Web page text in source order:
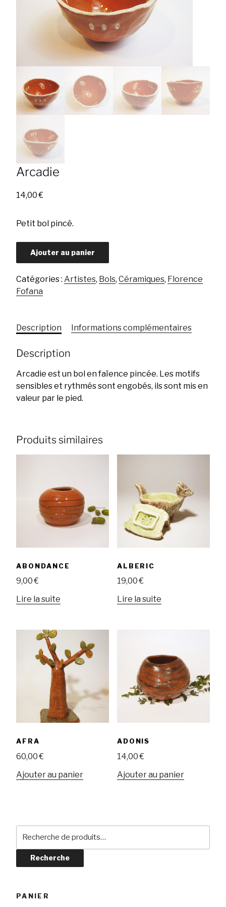
Arcadie
14,00€
Petit bol pincé.
Ajouter au panier
Catégories : Artistes, Bols, Céramiques, Florence
Fofana
Description Informations complémentaires
Description
Arcadie est un bol en faïence pincée. Les motifs
sensibles et rythmés sont engobés, ils sont mis en
valeur par le pied.
Produits similaires
ABONDANCE
9,00€
Lire la suite
ALBERIC
19,00€
Lire la suite
AFRA
60,00€
Ajouter au panier
ADONIS
14,00€
Ajouter au panier
pour :
Recherche
PANIER